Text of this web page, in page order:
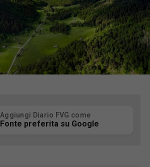
Aggiungi Diario FVG come
Fonte preferita su Google